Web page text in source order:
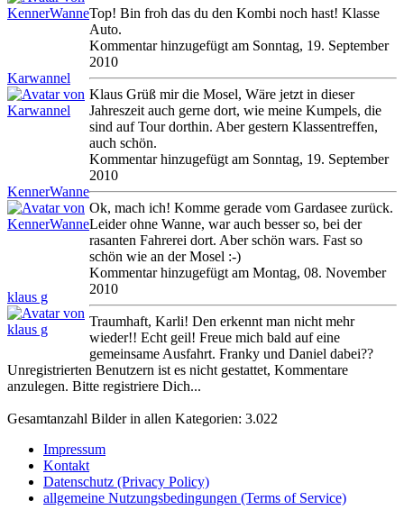
Top! Bin froh das du den Kombi noch hast! Klasse
Auto.
Karwannel
Kommentar hinzugefügt am Sonntag, 19. September
2010
Klaus Grüß mir die Mosel, Wäre jetzt in dieser
Jahreszeit auch gerne dort, wie meine Kumpels, die
sind auf Tour dorthin. Aber gestern Klassentreffen,
auch schön.
KennerWanne
Kommentar hinzugefügt am Sonntag, 19. September
2010
Ok, mach ich! Komme gerade vom Gardasee zurück.
Leider ohne Wanne, war auch besser so, bei der
rasanten Fahrerei dort. Aber schön wars. Fast so
schön wie an der Mosel :-)
klaus g
Kommentar hinzugefügt am Montag, 08. November
2010
Traumhaft, Karli! Den erkennt man nicht mehr
wieder!! Echt geil! Freue mich bald auf eine
gemeinsame Ausfahrt. Franky und Daniel dabei??
Unregistrierten Benutzern ist es nicht gestattet, Kommentare
anzulegen. Bitte registriere Dich...
Gesamtanzahl Bilder in allen Kategorien: 3.022
Impressum
Kontakt
Datenschutz (Privacy Policy)
allgemeine Nutzungsbedingungen (Terms of Service)